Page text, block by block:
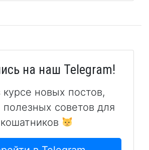
на наш Telegram!
курсе новых постов,
советов для
кошатников